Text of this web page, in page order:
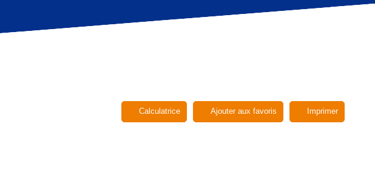
Calculatrice Ajouter aux favoris Imprimer